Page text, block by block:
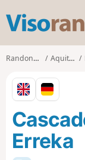
Randonnées Aquitaine
Erreka